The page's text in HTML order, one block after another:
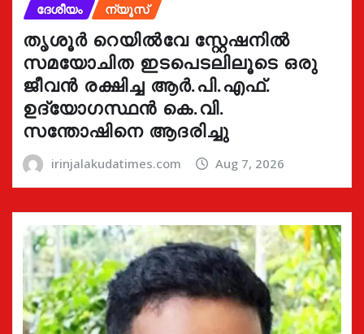
ദേശീയം
ന്യൂസ്
തൃശൂർ റെയിൽവേ സ്റ്റേഷനിൽ
സമയോചിത ഇടപെടലിലൂടെ ഒരു
ജീവൻ രക്ഷിച്ച ആർ.പി.എഫ്.
ഉദ്യോഗസ്ഥൻ കെ.വി.
സന്തോഷിനെ ആദരിച്ചു
irinjalakudatimes.com Aug 7, 2026